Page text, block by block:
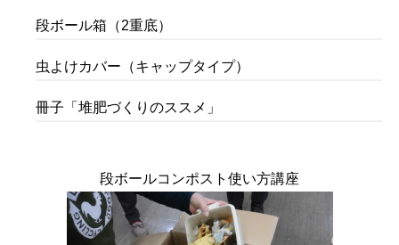
段ボール箱（2重底）
虫よけカバー（キャップタイプ）
冊子「堆肥づくりのススメ」
段ボールコンポスト使い方講座